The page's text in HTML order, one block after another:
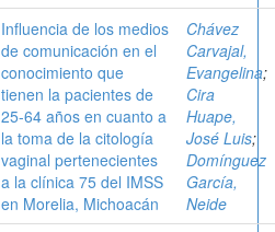
Influencia de los medios
de comunicación en el
conocimiento que
tienen la pacientes de
25-64 años en cuanto a
la toma de la citología
vaginal pertenecientes
a la clínica 75 del IMSS
en Morelia, Michoacán
Chávez
Carvajal,
Evangelina;
Cira
Huape,
José Luis;
Domínguez
García,
Neide